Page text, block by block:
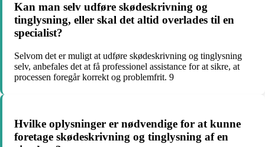
Kan man selv udføre skødeskrivning og
tinglysning, eller skal det altid overlades til en
specialist?
Selvom det er muligt at udføre skødeskrivning og tinglysning
selv, anbefales det at få professionel assistance for at sikre, at
processen foregår korrekt og problemfrit. 9
Hvilke oplysninger er nødvendige for at kunne
foretage skødeskrivning og tinglysning af en